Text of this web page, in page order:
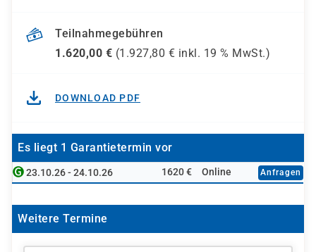
Teilnahmegebühren
1.620,00 € (1.927,80 € inkl. 19 % MwSt.)
DOWNLOAD PDF
Es liegt 1 Garantietermin vor
23.10.26 - 24.10.26 1620 € Online Anfragen
Weitere Termine